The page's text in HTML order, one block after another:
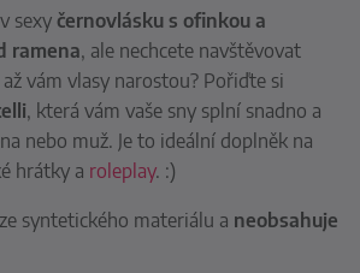
sexy černovlásku s ofinkou a
ramena, ale nechcete navštěvovat
vám vlasy narostou? Pořiďte si
, která vám vaše sny splní snadno a
nebo muž. Je to ideální doplněk na
hrátky a roleplay. :)
syntetického materiálu a neobsahuje